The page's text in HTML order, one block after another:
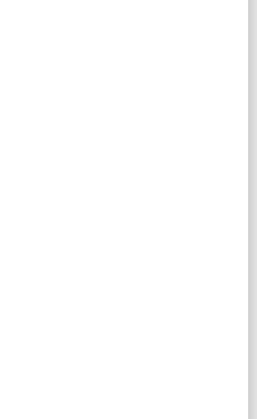
business blogging